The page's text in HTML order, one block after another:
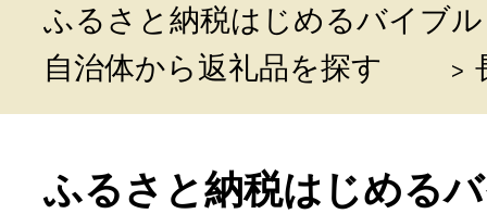
ふるさと納税はじめるバイブル
自治体から返礼品を探す
ふるさと納税はじめる